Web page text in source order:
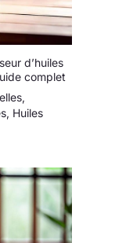
d’huiles
complet
,
, Huiles